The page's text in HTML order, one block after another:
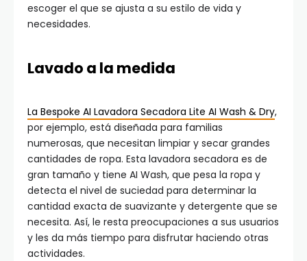
escoger el que se ajusta a su estilo de vida y
necesidades.
Lavado a la medida
La Bespoke AI Lavadora Secadora Lite AI Wash & Dry,
por ejemplo, está diseñada para familias
numerosas, que necesitan limpiar y secar grandes
cantidades de ropa. Esta lavadora secadora es de
gran tamaño y tiene AI Wash, que pesa la ropa y
detecta el nivel de suciedad para determinar la
cantidad exacta de suavizante y detergente que se
necesita. Así, le resta preocupaciones a sus usuarios
y les da más tiempo para disfrutar haciendo otras
actividades.